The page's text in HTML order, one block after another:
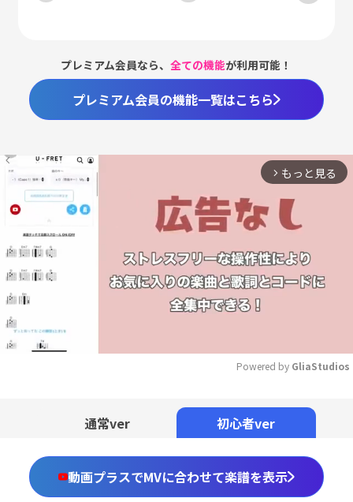
プレミアム会員なら、全ての機能が利用可能！
プレミアム会員の機能一覧はこちら
arrow_forward_ios もっと見る
Powered by GliaStudios
通常ver 初心者ver
動画プラスでMVに合わせて楽譜を表示